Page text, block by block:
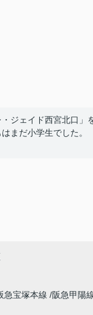
・ジェイド西宮北口」
はまだ小学生でした。
たい。」
急宝塚本線
阪急甲陽